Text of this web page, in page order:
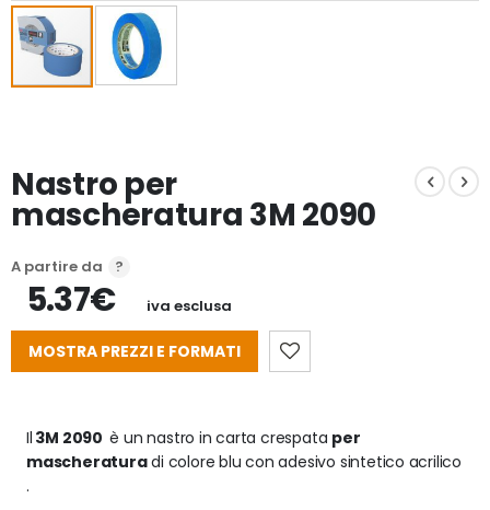
di
immagini
Nastro per
mascheratura 3M 2090
A partire da
5.37€ iva esclusa
MOSTRA PREZZI E FORMATI
Il 3M 2090 è un nastro in carta crespata per
mascheratura di colore blu con adesivo sintetico acrilico
.